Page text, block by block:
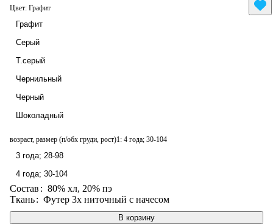
В корзину
Цвет: Графит
Графит
Серый
Т.серый
Чернильный
Черный
Шоколадный
возраст, размер (п/обх груди, рост)1: 4 года; 30-104
3 года; 28-98
4 года; 30-104
Состав: 80% хл, 20% пэ
Ткань: Футер 3х ниточный с начесом